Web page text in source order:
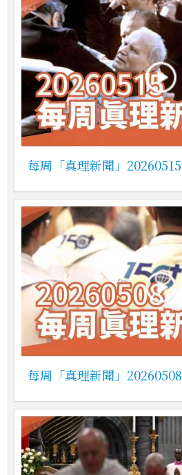
每周「真理新聞」20260515
每周「真理新聞」20260508